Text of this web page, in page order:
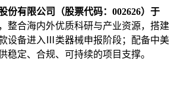
份有限公司（股票代码：002626）于
整合海内外优质科研与产业资源，搭建
设备进入Ⅲ类器械申报阶段；配备中美
稳定、合规、可持续的项目支撑。